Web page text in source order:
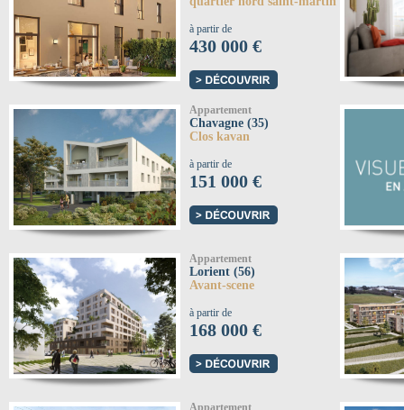
à partir de
430 000 €
Appartement
Chavagne (35)
Clos kavan
à partir de
151 000 €
Appartement
Lorient (56)
Avant-scene
à partir de
168 000 €
Appartement